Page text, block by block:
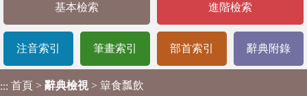
基本檢索 進階檢索
注音索引 筆畫索引 部首索引 辭典附錄
::: 首頁 > 辭典檢視 > 簞食瓢飲